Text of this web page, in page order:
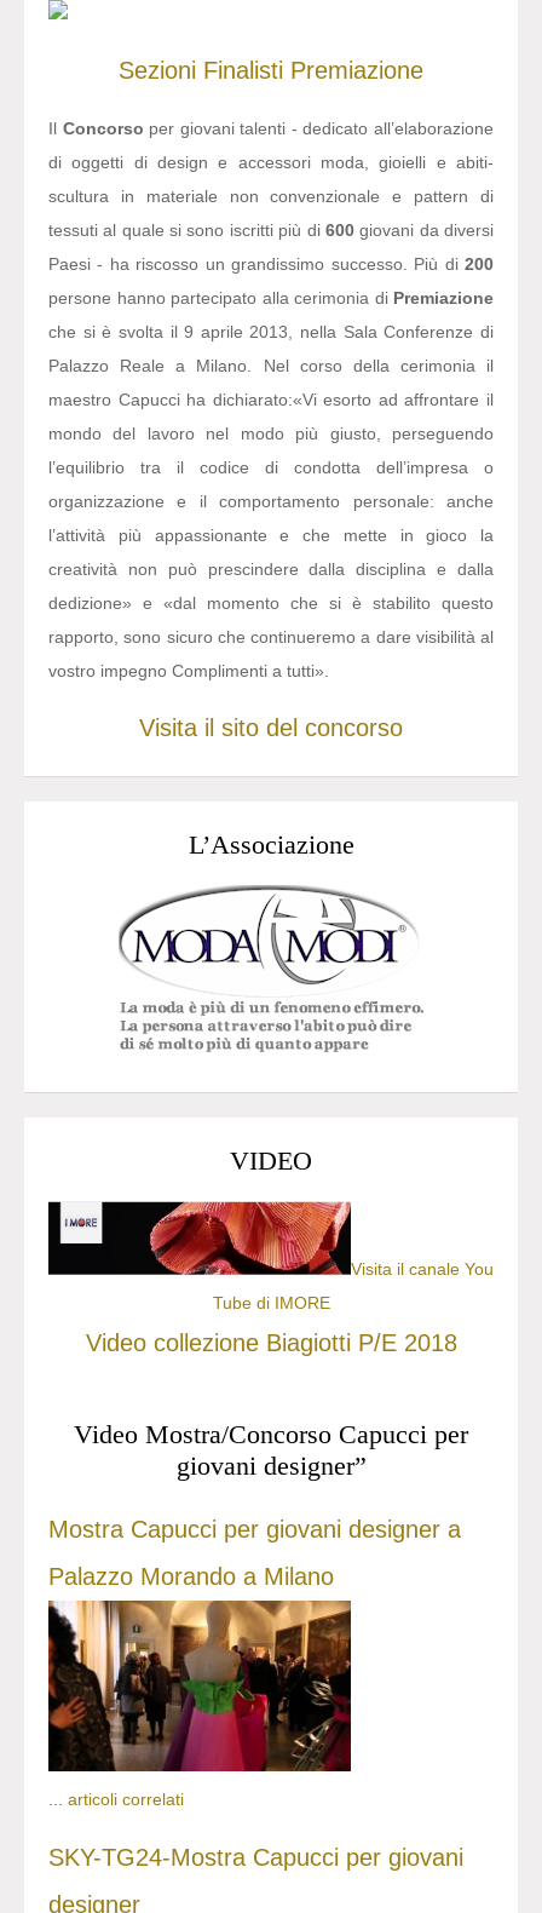
Sezioni Finalisti Premiazione
Il Concorso per giovani talenti - dedicato all’elaborazione
di oggetti di design e accessori moda, gioielli e abiti-
scultura in materiale non convenzionale e pattern di
tessuti al quale si sono iscritti più di 600giovani da diversi
Paesi - ha riscosso un grandissimo successo. Più di 200
persone hanno partecipato alla cerimonia di Premiazione
che si è svolta il 9 aprile 2013, nella Sala Conferenze di
Palazzo Reale a Milano. Nel corso della cerimonia il
maestro Capucci ha dichiarato:«Vi esorto ad affrontare il
mondo del lavoro nel modo più giusto, perseguendo
l’equilibrio tra il codice di condotta dell’impresa o
organizzazione e il comportamento personale: anche
l’attività più appassionante e che mette in gioco la
creatività non può prescindere dalla disciplina e dalla
dedizione» e «dal momento che si è stabilito questo
rapporto, sono sicuro che continueremo a dare visibilità al
vostro impegno Complimenti a tutti».
Visita il sito del concorso
L’Associazione
VIDEO
Visita il canale You
Tube di IMORE
Video collezione Biagiotti P/E 2018
Video Mostra/Concorso Capucci per
giovani designer”
Mostra Capucci per giovani designer a
Palazzo Morando a Milano
articoli correlati
SKY-TG24-Mostra Capucci per giovani
designer